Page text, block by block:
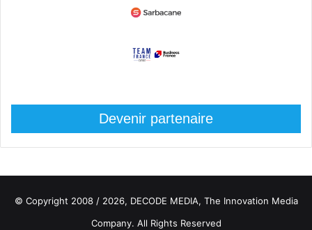
Devenir partenaire
© Copyright 2008 / 2026, DECODE MEDIA, The Innovation Media
Company. All Rights Reserved